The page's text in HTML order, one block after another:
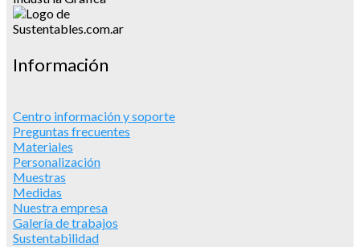
Información
Centro información y soporte
Preguntas frecuentes
Materiales
Personalización
Muestras
Medidas
Nuestra empresa
Galería de trabajos
Sustentabilidad